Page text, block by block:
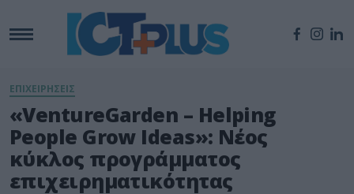
ΕΠΙΧΕΙΡΗΣΕΙΣ
«VentureGarden – Helping
People Grow Ideas»: Νέος
κύκλος προγράμματος
επιχειρηματικότητας